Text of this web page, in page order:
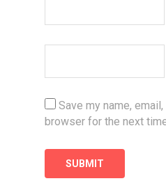
Save my name,
browser for the next